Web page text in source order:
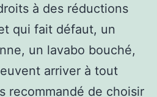
à des réductions
qui fait défaut, un
un lavabo bouché,
arriver à tout
recommandé de choisir